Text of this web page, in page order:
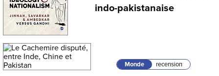
indo-pakistanaise
Monde recension